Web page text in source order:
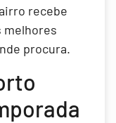
recebe
procura.